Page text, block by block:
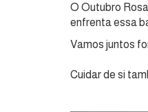
O Outubro
enfrenta essa
Vamos juntos
Cuidar de si